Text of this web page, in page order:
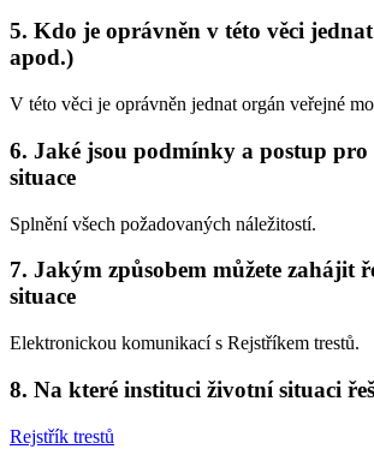
5. Kdo je oprávněn v této věci
apod.)
V této věci je oprávněn jednat orgán veřejné
6. Jaké jsou podmínky a postup pro
situace
Splnění všech požadovaných náležitostí.
7. Jakým způsobem můžete zahájit
situace
Elektronickou komunikací s Rejstříkem trestů.
8. Na které instituci životní situaci
Rejstřík trestů